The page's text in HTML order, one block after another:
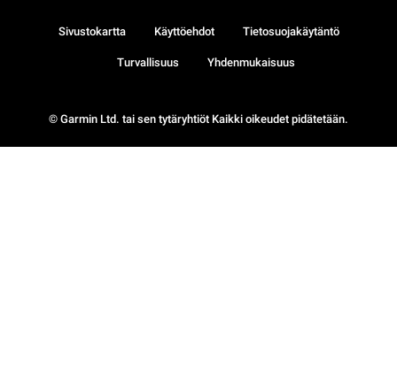
© Garmin Ltd. tai sen tytäryhtiöt Kaikki oikeudet pidätetään.
Sivustokartta Käyttöehdot Tietosuojakäytäntö
Turvallisuus Yhdenmukaisuus